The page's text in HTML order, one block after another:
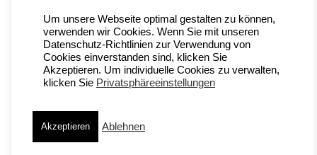
Kundennummer / Außendienst:
Anrede
Vorname Name
Um unsere Webseite optimal gestalten zu können,
verwenden wir Cookies. Wenn Sie mit unseren
Datenschutz-Richtlinien zur Verwendung von
Cookies einverstanden sind, klicken Sie
Akzeptieren. Um individuelle Cookies zu verwalten,
klicken Sie Privatsphäreeinstellungen
Akzeptieren Ablehnen